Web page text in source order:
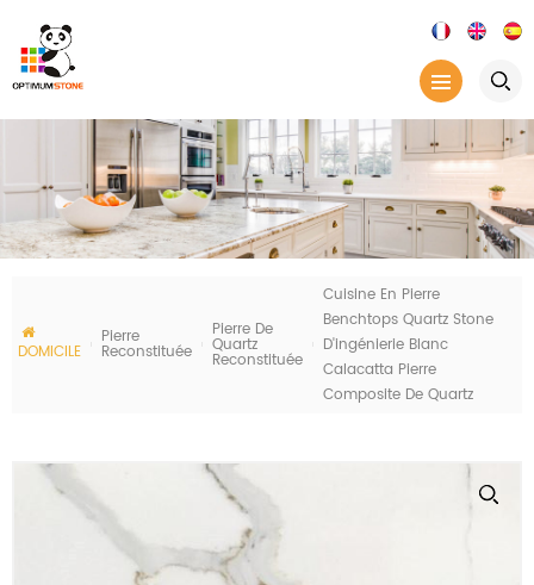
DOMICILE
Pierre
Reconstituée
Pierre De
Quartz
Reconstituée
Cuisine En Pierre
Benchtops Quartz Stone
D'ingénierie Blanc
Calacatta Pierre
Composite De Quartz